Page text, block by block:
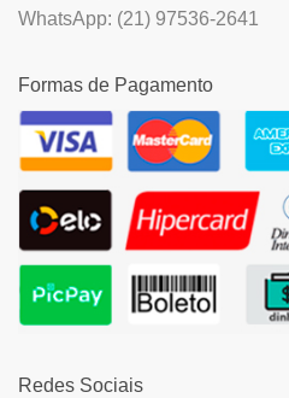
WhatsApp: (21) 97536-2641
Formas de Pagamento
Redes Sociais